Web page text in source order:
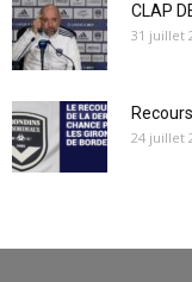
CLAP
31 juillet
24 juillet